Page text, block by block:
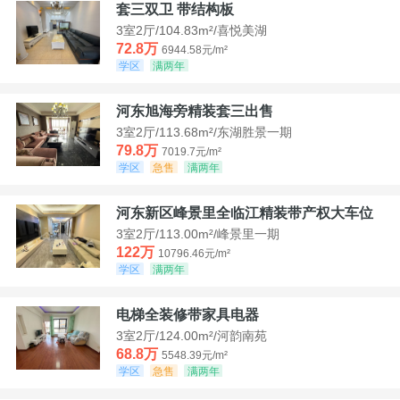
套三双卫 带结构板
3室2厅/104.83m²/喜悦美湖
72.8万 6944.58元/m²
学区
满两年
河东旭海旁精装套三出售
3室2厅/113.68m²/东湖胜景一期
79.8万 7019.7元/m²
学区
急售 满两年
河东新区峰景里全临江精装带产权大车位
3室2厅/113.00m²/峰景里一期
122万 10796.46元/m²
学区
满两年
电梯全装修带家具电器
3室2厅/124.00m²/河韵南苑
68.8万 5548.39元/m²
学区
急售 满两年